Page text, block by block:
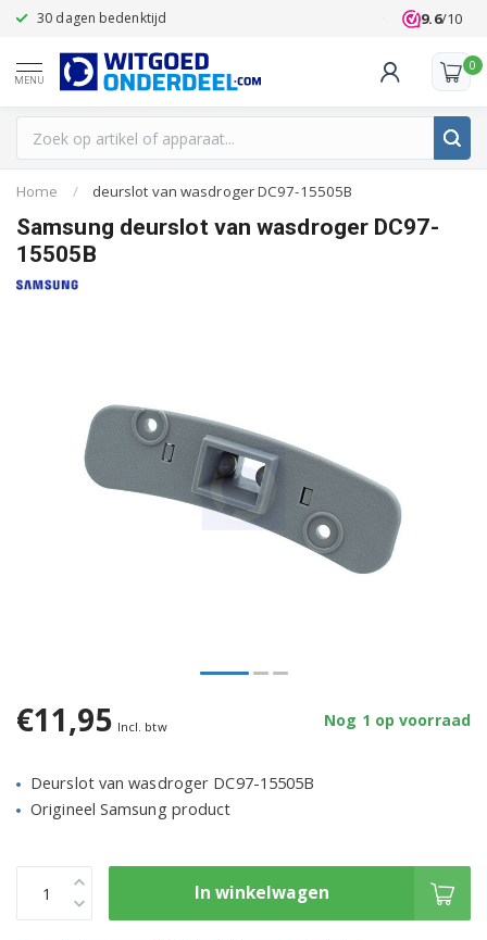
30 dagen bedenktijd Klanten
9.6/10
MENU
0
Home / deurslot van wasdroger DC97-15505B
Samsung deurslot van wasdroger DC97-
15505B
€11,95 Incl. btw Nog 1 op voorraad
Deurslot van wasdroger DC97-15505B
Origineel Samsung product
In winkelwagen